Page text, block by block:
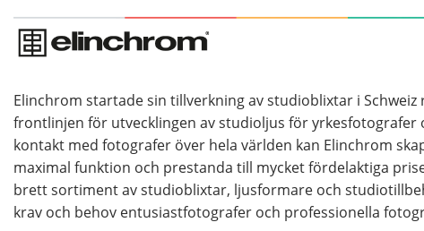
Elinchrom startade sin tillverkning av studioblixtar i Schweiz
frontlinjen för utvecklingen av studioljus för yrkesfotografer
kontakt med fotografer över hela världen kan Elinchrom
maximal funktion och prestanda till mycket fördelaktiga
brett sortiment av studioblixtar, ljusformare och
krav och behov entusiastfotografer och professionella